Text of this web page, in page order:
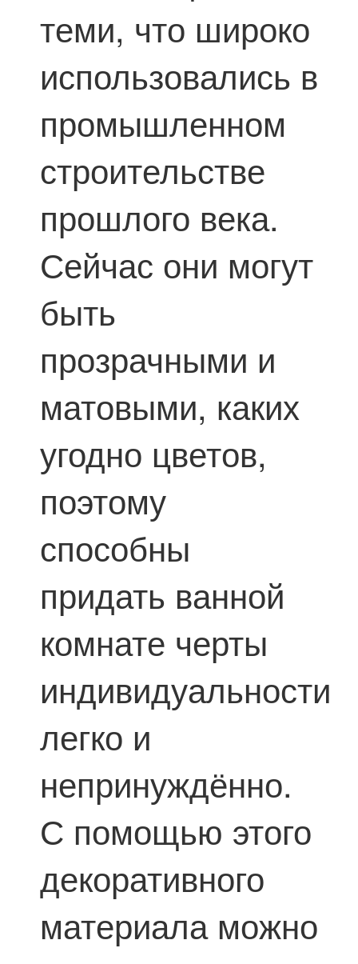
теми, что широко
использовались в
промышленном
строительстве
прошлого века.
Сейчас они могут
быть
прозрачными и
матовыми, каких
угодно цветов,
поэтому
способны
придать ванной
комнате черты
индивидуальности
легко и
непринуждённо.
С помощью этого
декоративного
материала можно